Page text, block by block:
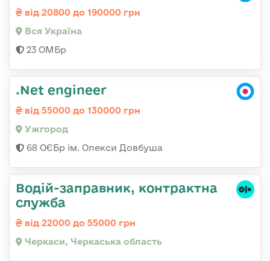
від 20800 до 190000 грн
Вся Україна
23 ОМБр
.Net engineer
від 55000 до 130000 грн
Ужгород
68 ОЄБр ім. Олекси Довбуша
Водій-заправник, контрактна
служба
від 22000 до 55000 грн
Черкаси, Черкаська область